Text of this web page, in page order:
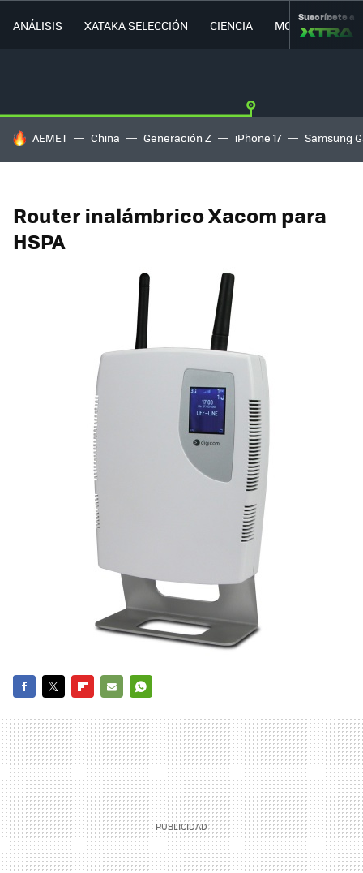
ANÁLISIS XATAKA SELECCIÓN CIENCIA MOVILIDAD
Suscríbete a
HOY SE HABLA DE
AEMET China Generación Z iPhone 17 Samsung
Router inalámbrico Xacom para
HSPA
MAIL